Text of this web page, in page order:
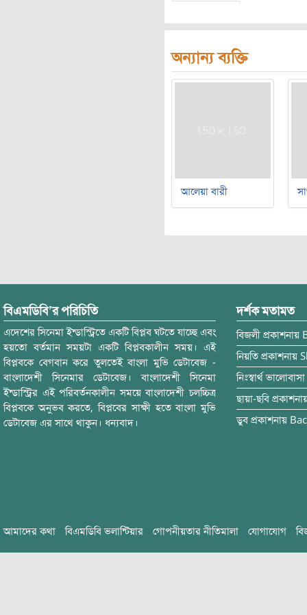
অন্যান্য ব্যক্তি
আলেয়া বারী
বিএমডিবি’র পরিচিতি
এদেশের সিনেমা ইন্ডাস্ট্রিতে একটি বিপ্লব ঘটতে যাচ্ছে এবং
হয়তো বর্তমান সময়টা একটি বিপ্লবকালীন সময়। এই
বিপ্লবকে বেগবান করে তুলতেই বাংলা মুভি ডেটাবেজ -
বাংলাদেশী সিনেমার ডেটাবেজ। বাংলাদেশী সিনেমা
ইন্ডাস্ট্রির এই পরিবর্তনকালীন সময়ে বাংলাদেশী চলচ্চিত্র
বিপ্লবকে অনুভব করতে, বিপ্লবের সাক্ষী হতে বাংলা মুভি
ডেটাবেজ এর সাথে থাকুন। ধন্যবাদ।
দর্শক মতামত
বিজলী প্রকাশনায়
নিয়তি প্রকাশনায়
নিঃস্বার্থ ভালোবাসা
ছায়া-ছবি
ডুব প্রকাশনায়
আমাদের কথা বিএমডিবি ভলান্টিয়ার গোপনীয়তার নীতিমালা যোগাযোগ